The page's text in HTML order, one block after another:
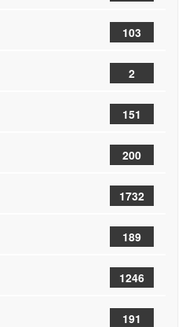
103
2
151
200
1732
189
1246
191